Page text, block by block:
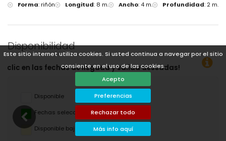
Este sitio internet utiliza cookies. Si usted continua a navegar por el sitio
consiente en el uso de las cookies.
Acepto
Preferencias
Rechazar todo
Más info aquí
Forma:riñón Longitud: 8 m. Ancho: 4 m. Profundidad: 2 m.
Disponibilidad
Disponible
Fechas seleccionadas
Disponible bajo petición